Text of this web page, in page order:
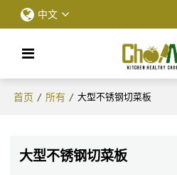
中文
首页 / 所有 / 大型不锈钢切菜板
大型不锈钢切菜板